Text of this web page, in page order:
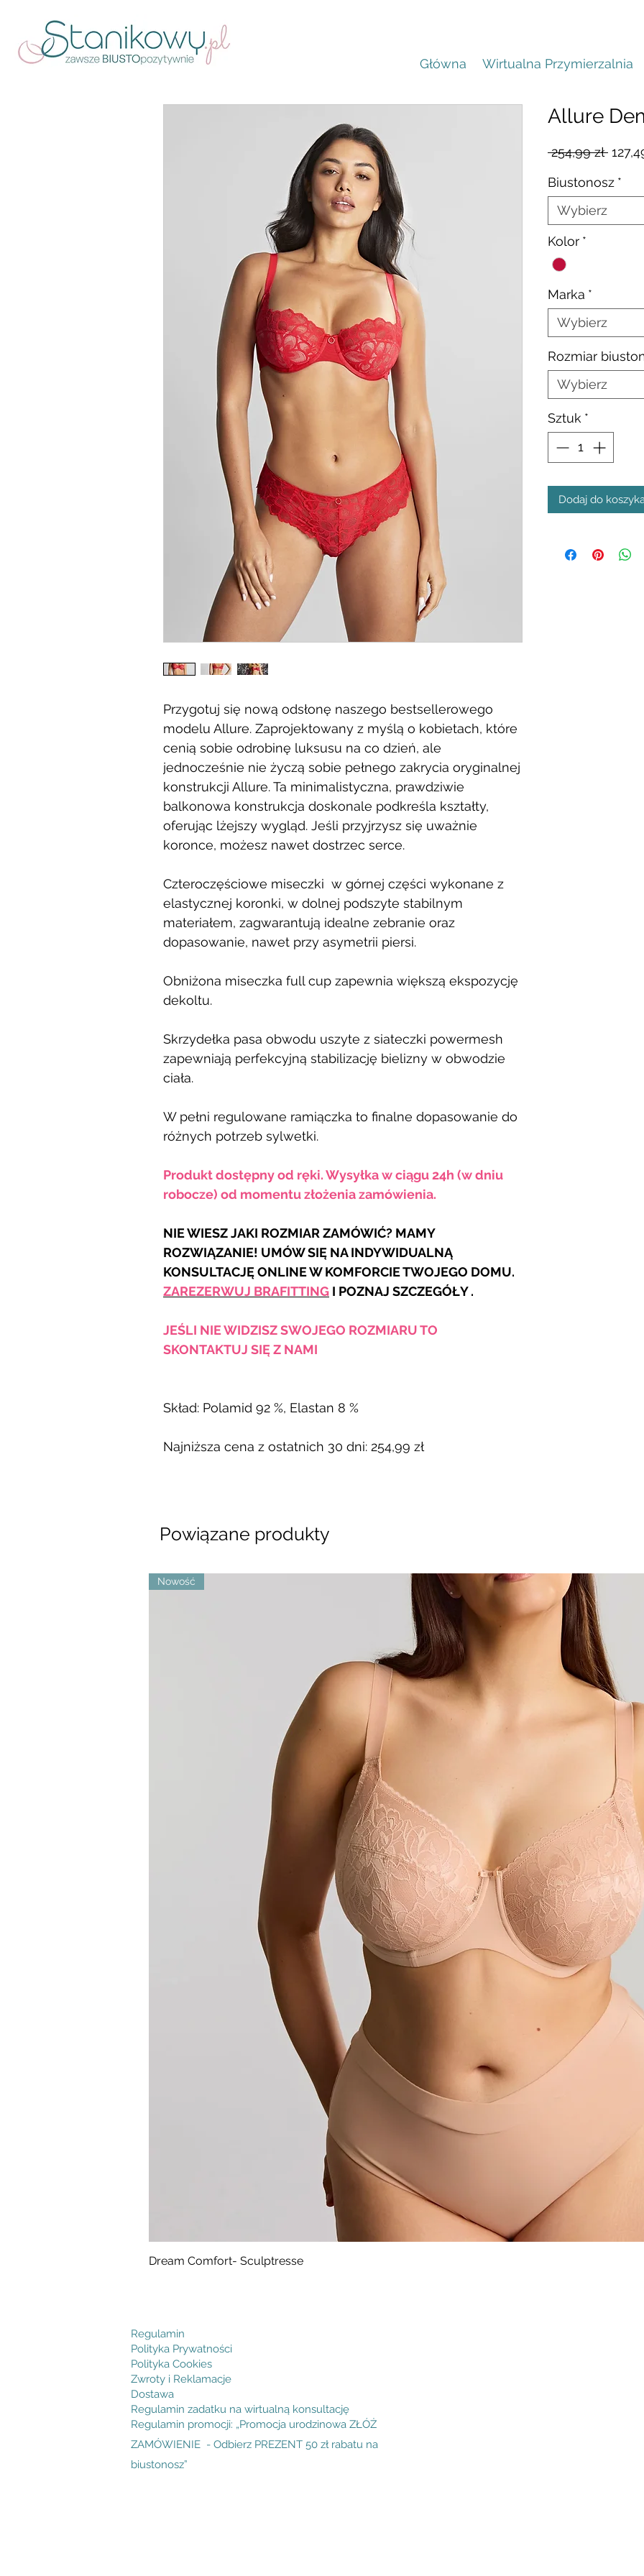
Główna Wirtualna Przymierzalnia
Przygotuj się nową odsłonę naszego bestsellerowego
modelu Allure. Zaprojektowany z myślą o kobietach, które
cenią sobie odrobinę luksusu na co dzień, ale
jednocześnie nie życzą sobie pełnego zakrycia oryginalnej
konstrukcji Allure. Ta minimalistyczna, prawdziwie
balkonowa konstrukcja doskonale podkreśla kształty,
oferując lżejszy wygląd. Jeśli przyjrzysz się uważnie
koronce, możesz nawet dostrzec serce.
Czteroczęściowe miseczki w górnej części wykonane z
elastycznej koronki, w dolnej podszyte stabilnym
materiałem, zagwarantują idealne zebranie oraz
dopasowanie, nawet przy asymetrii piersi.
Obniżona miseczka full cup zapewnia większą ekspozycję
dekoltu.
Skrzydełka pasa obwodu uszyte z siateczki powermesh
zapewniają perfekcyjną stabilizację bielizny w obwodzie
ciała.
W pełni regulowane ramiączka to finalne dopasowanie do
różnych potrzeb sylwetki.
Produkt dostępny od ręki. Wysyłka w ciągu 24h (w dniu
robocze) od momentu złożenia zamówienia.
NIE WIESZ JAKI ROZMIAR ZAMÓWIĆ? MAMY
ROZWIĄZANIE! UMÓW SIĘ NA INDYWIDUALNĄ
KONSULTACJĘ ONLINE W KOMFORCIE TWOJEGO DOMU.
ZAREZERWUJ BRAFITTING I POZNAJ SZCZEGÓŁY .
JEŚLI NIE WIDZISZ SWOJEGO ROZMIARU TO
SKONTAKTUJ SIĘ Z NAMI
Skład: Polamid 92 %, Elastan 8 %
Najniższa cena z ostatnich 30 dni: 254,99 zł
Allure
254,99 zł
Biustonosz *
Wybierz
Kolor *
Marka *
Wybierz
Rozmiar
Wybierz
Sztuk *
Dodaj do koszyka
Powiązane produkty
Nowość
Dream Comfort- Sculptresse
Regulamin
Polityka Prywatności
Polityka Cookies
Zwroty i Reklamacje
Dostawa
Regulamin zadatku na wirtualną konsultację
Regulamin promocji: „Promocja urodzinowa ZŁÓŻ
ZAMÓWIENIE - Odbierz PREZENT 50 zł rabatu na
biustonosz”